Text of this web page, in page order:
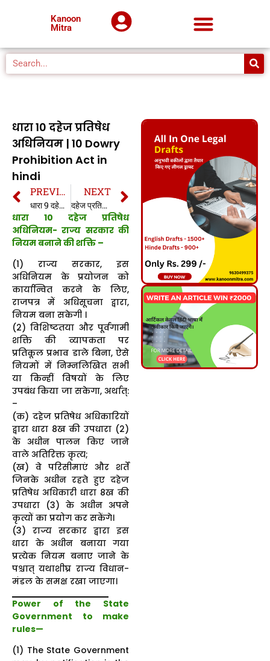
Kanoon
Mitra
धारा 10 दहेज प्रतिषेध
अधिनियम | 10 Dowry
Prohibition Act in
hindi
PREVIOUS
धारा 9 दहेज प्रतिषेध अधिनियम | 9 Dowry Prohibition Act in hindi
NEXT
दहेज प्रतिषेध अधिनियम,1961 | Dowry prohibition act, 1961 in hindi
धारा 10 दहेज प्रतिषेध
अधिनियम- राज्य सरकार की
नियम बनाने की शक्ति –
(1) राज्य सरकार, इस
अधिनियम के प्रयोजन को
कार्यान्वित करने के लिए,
राजपत्र में अधिसूचना द्वारा,
नियम बना सकेगी ।
(2) विशिष्टतया और पूर्वगामी
शक्ति की व्यापकता पर
प्रतिकूल प्रभाव डाले बिना, ऐसे
नियमों में निम्नलिखित सभी
या किन्हीं विषयों के लिए
उपबंध किया जा सकेगा, अर्थात्‌:
–
(क) दहेज प्रतिषेध अधिकारियों
द्वारा धारा 8ख की उपधारा (2)
के अधीन पालन किए जाने
वाले अतिरिक्त कृत्य;
(ख) वे परिसीमाएं और शर्तें
जिनके अधीन रहते हुए दहेज
प्रतिषेध अधिकारी धारा 8ख की
उपधारा (3) के अधीन अपने
कृत्यों का प्रयोग कर सकेंगे।
(3) राज्य सरकार द्वारा इस
धारा के अधीन बनाया गया
प्रत्येक नियम बनाए जाने के
पश्चात्‌ यथाशीघ्र राज्य विधान-
मंडल के समक्ष रखा जाएगा।
Power of the State
Government to make
rules—
(1) The State Government